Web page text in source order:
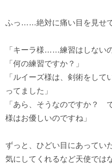
ふっ……絶対に痛い目を見せて
「キーラ様……練習はしない
「何の練習ですか？」
「ルイーズ様は、剣術をし
ってました」
「あら、そうなのですか？
様はお優しいのですね」
ずっと、ひどい目にあってい
気にしてくれるなど天使では